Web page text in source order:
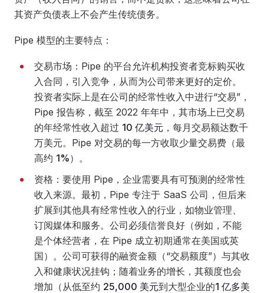
其资产负债表上不会产生传统债务。
Pipe 模型的主要特点：
交易市场：Pipe 的平台允许机构投资者竞标购买收
入合同，引入竞争，从而为公司带来更好的定价。
投资者实际上是在公司的经常性收入中进行“交易”，
Pipe 报告称，截至 2022 年年中，其市场上已交易
的年经常性收入超过 10 亿美元 ，每月交易额达数千
万美元。Pipe 对交易的每一方收取少量交易费（最
高约 1%）。
资格：要使用 Pipe，企业需要具有可预测的经常性
收入来源。最初，Pipe 专注于 SaaS 公司，但后来
扩展到其他具有经常性收入的行业，如物业管理、
订阅媒体和服务。公司必须信誉良好（例如，不能
是个体经营者，在 Pipe 成立初期通常在美国或英
国）。公司可获得的融资金额（“交易额度”）与其收
入和健康状况挂钩；随着业务的增长，其额度也会
增加（从低至约 25,000 美元到大型企业的1 亿多美